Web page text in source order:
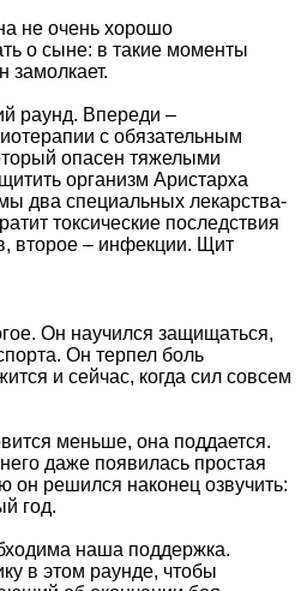
не очень хорошо
о сыне: в такие моменты
замолкает.
раунд. Впереди –
с обязательным
опасен тяжелыми
организм Аристарха
два специальных лекарства-
токсические последствия
второе – инфекции. Щит
Он научился защищаться,
Он терпел боль
и сейчас, когда сил совсем
меньше, она поддается.
даже появилась простая
он решился наконец озвучить:
год.
наша поддержка.
в этом раунде, чтобы